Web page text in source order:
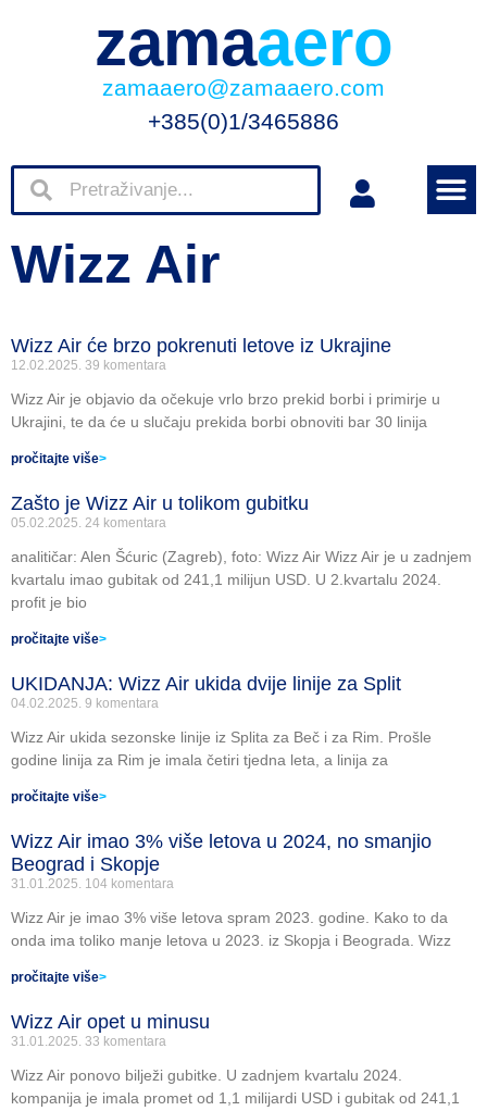
zamaaero
zamaaero@zamaaero.com
+385(0)1/3465886
Wizz Air
Wizz Air će brzo pokrenuti letove iz Ukrajine
12.02.2025. 39 komentara
Wizz Air je objavio da očekuje vrlo brzo prekid borbi i primirje u
Ukrajini, te da će u slučaju prekida borbi obnoviti bar 30 linija
pročitajte više>
Zašto je Wizz Air u tolikom gubitku
05.02.2025. 24 komentara
analitičar: Alen Šćuric (Zagreb), foto: Wizz Air Wizz Air je u zadnjem
kvartalu imao gubitak od 241,1 milijun USD. U 2.kvartalu 2024.
profit je bio
pročitajte više>
UKIDANJA: Wizz Air ukida dvije linije za Split
04.02.2025. 9 komentara
Wizz Air ukida sezonske linije iz Splita za Beč i za Rim. Prošle
godine linija za Rim je imala četiri tjedna leta, a linija za
pročitajte više>
Wizz Air imao 3% više letova u 2024, no smanjio
Beograd i Skopje
31.01.2025. 104 komentara
Wizz Air je imao 3% više letova spram 2023. godine. Kako to da
onda ima toliko manje letova u 2023. iz Skopja i Beograda. Wizz
pročitajte više>
Wizz Air opet u minusu
31.01.2025. 33 komentara
Wizz Air ponovo bilježi gubitke. U zadnjem kvartalu 2024.
kompanija je imala promet od 1,1 milijardi USD i gubitak od 241,1